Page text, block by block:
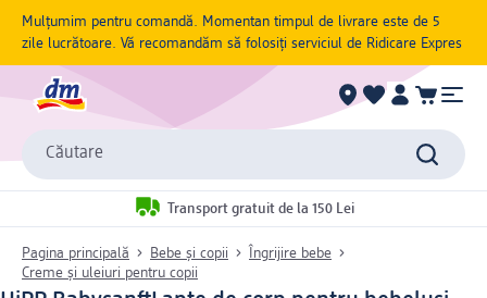
Mulțumim pentru comandă. Momentan timpul de livrare este de 5
zile lucrătoare. Vă recomandăm să folosiți serviciul de Ridicare Expres
Căutare
Transport gratuit de la 150 Lei
Pagina principală Bebe și copii
Îngrijire bebe
Creme și uleiuri pentru copii